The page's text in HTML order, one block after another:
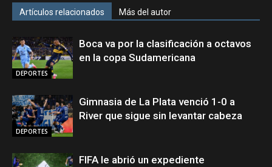
Artículos relacionados Más del autor
DEPORTES
Boca va por la clasificación a octavos
en la copa Sudamericana
DEPORTES
Gimnasia de La Plata venció 1-0 a
River que sigue sin levantar cabeza
FIFA le abrió un expediente